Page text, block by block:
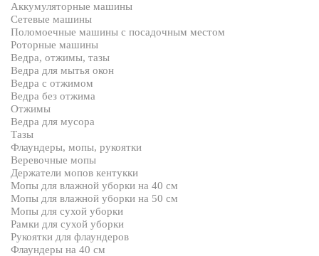
Аккумуляторные машины
Сетевые машины
Поломоечные машины с посадочным местом
Роторные машины
Ведра, отжимы, тазы
Ведра для мытья окон
Ведра с отжимом
Ведра без отжима
Отжимы
Ведра для мусора
Тазы
Флаундеры, мопы, рукоятки
Веревочные мопы
Держатели мопов кентукки
Мопы для влажной уборки на 40 см
Мопы для влажной уборки на 50 см
Мопы для сухой уборки
Рамки для сухой уборки
Рукоятки для флаундеров
Флаундеры на 40 см